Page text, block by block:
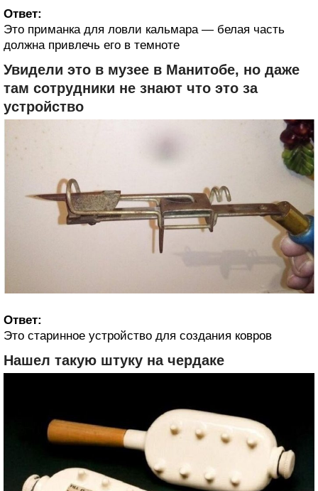
Ответ:
Это приманка для ловли кальмара — белая часть
должна привлечь его в темноте
Увидели это в музее в Манитобе, но даже
там сотрудники не знают что это за
устройство
Ответ:
Это старинное устройство для создания ковров
Нашел такую штуку на чердаке